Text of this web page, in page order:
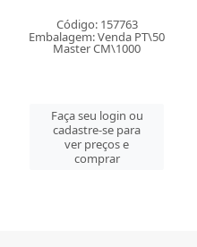
Código: 157763
Embalagem: Venda PT\50
Master CM\1000
Faça seu login ou
cadastre-se para
ver preços e
comprar